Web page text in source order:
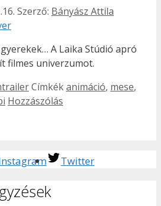
Szerző: Bányász Attila
A Laika Stúdió apró
filmes univerzumot.
Címkékanimáció, mese,
Hozzászólás
Twitter